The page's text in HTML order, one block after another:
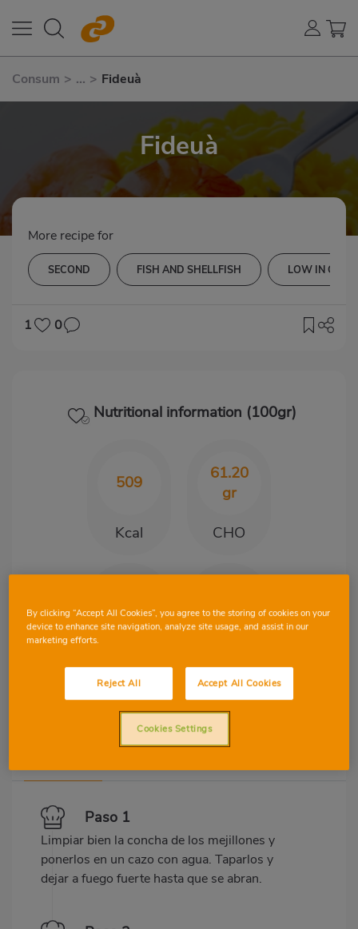
Consum > ... > Fideuà
Fideuà
More recipe for
SECOND FISH AND SHELLFISH LOW IN
1 0
Nutritional information (100gr)
509
Kcal
61.20
gr
CHO
gr
gr
Paso 1
Limpiar bien la concha de los mejillones y
ponerlos en un cazo con agua. Taparlos y
dejar a fuego fuerte hasta que se abran.
By clicking “Accept All Cookies”, you agree to the storing of cookies on your
device to enhance site navigation, analyze site usage, and assist in our
marketing efforts.
Reject All Accept All Cookies
Cookies Settings